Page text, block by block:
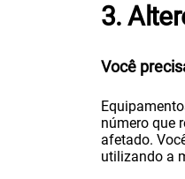
3.
Você
número que
afetado.
utilizando a